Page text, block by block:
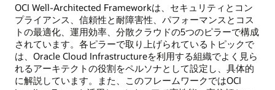
OCI Well-Architected Frameworkは、セキュリティとコン
プライアンス、信頼性と耐障害性、パフォーマンスとコス
トの最適化、運用効率、分散クラウドの5つのピラーで構成
されています。各ピラーで取り上げられているトピックで
は、Oracle Cloud Infrastructureを利用する組織でよく見ら
れるアーキテクトの役割をペルソナとして設定し、具体的
に解説しています。また、このフレームワークではOCI